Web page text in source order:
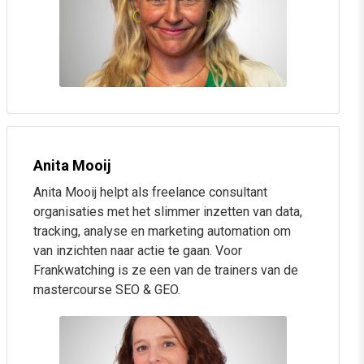
DemandGen, Shopping en Performance Max
De impact van AI op je campagnes
Keywordless targeting (en wat het betekent voor je
SEA-strategie)
AI slim inzetten, zonder de regie kwijt te raken
Sessie 4: Social search: gevonden worden
door Gen Z (én de rest)
Waarom zoeken via TikTok en Instagram (i.p.v. Google)
zo populair is
Social search op Instagram, Facebook, LinkedIn,
TikTok en YouTube
Hoe algoritmes werken, en welke content ze belonen
Anita Mooij
Anita Mooij helpt als freelance consultant
organisaties met het slimmer inzetten van data,
tracking, analyse en marketing automation om
van inzichten naar actie te gaan. Voor
Frankwatching is ze een van de trainers van de
mastercourse SEO & GEO.